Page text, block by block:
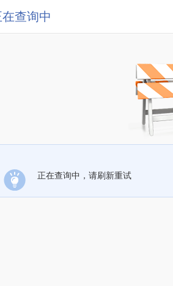
在查询中
正在查询中，请刷新重试